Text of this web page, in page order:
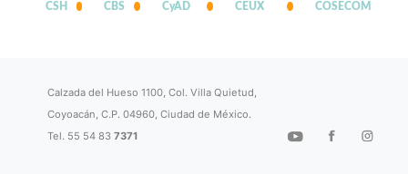
CSH CBS CyAD CEUX COSECOM
Calzada del Hueso 1100, Col. Villa Quietud,
Coyoacán, C.P. 04960, Ciudad de México.
Tel. 55 54 837371